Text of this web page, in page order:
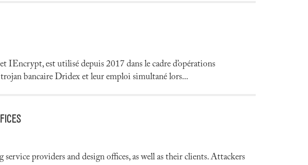
est utilisé depuis 2017 dans le cadre d’opérations
bancaire Dridex et leur emploi simultané lors...
providers and design offices, as well as their clients. Attackers